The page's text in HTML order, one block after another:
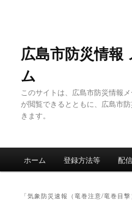
広島市防災情報
ム
このサイトは、広島市防災情報
が閲覧できるとともに、広島市
きます。
ホーム 登録方法等 配
「気象防災速報（竜巻注意/竜巻目撃